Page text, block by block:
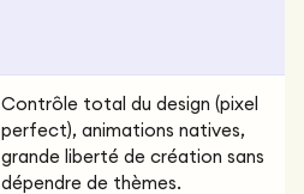
Contrôle total du design (pixel
perfect), animations natives,
grande liberté de création sans
dépendre de thèmes.